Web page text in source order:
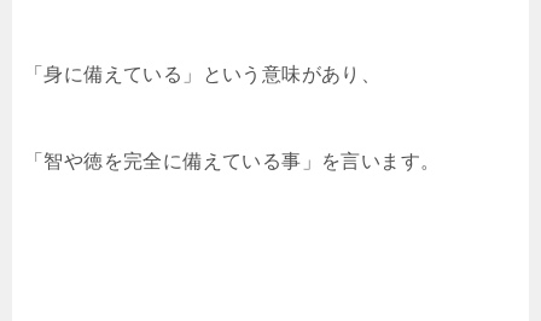
「身に備えている」という意味があり、
「智や徳を完全に備えている事」を言います。